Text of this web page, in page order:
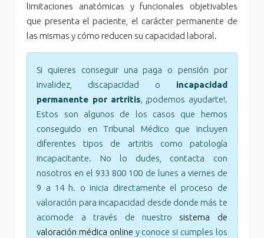
limitaciones anatómicas y funcionales objetivables
que presenta el paciente, el carácter permanente de
las mismas y cómo reducen su capacidad laboral.
Si quieres conseguir una paga o pensión por
invalidez, discapacidad o incapacidad
permanente por artritis , ¡podemos ayudarte!.
Estos son algunos de los casos que hemos
conseguido en Tribunal Médico que incluyen
diferentes tipos de artritis como patología
incapacitante. No lo dudes, contacta con
nosotros en el 933 800 100 de lunes a viernes de
9 a 14 h. o inicia directamente el proceso de
valoración para incapacidad desde donde más te
acomode a través de nuestro sistema de
valoración médica online y conoce si cumples los